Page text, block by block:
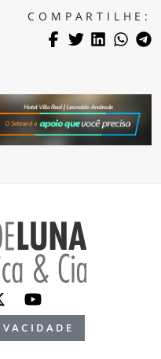
COMPARTILHE: